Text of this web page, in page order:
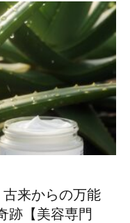
来からの万能
跡【美容専門